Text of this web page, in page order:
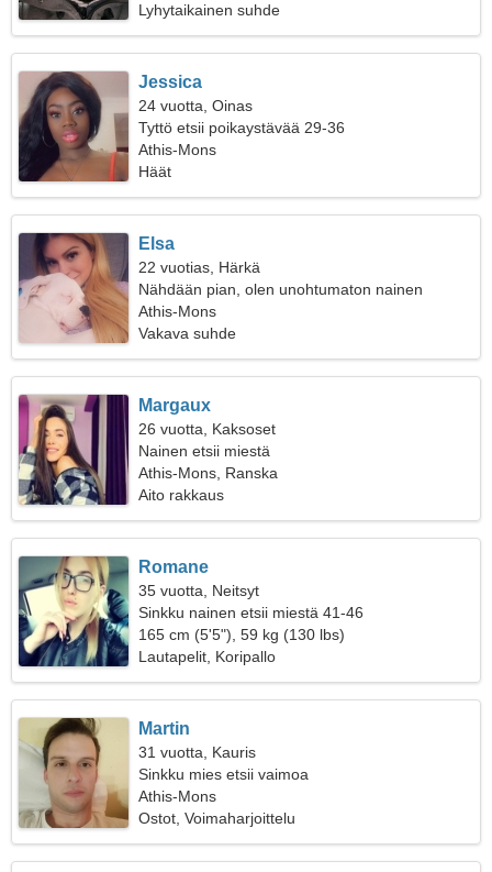
Lyhytaikainen suhde
Jessica
24 vuotta, Oinas
Tyttö etsii poikaystävää 29-36
Athis-Mons
Häät
Elsa
22 vuotias, Härkä
Nähdään pian, olen unohtumaton nainen
Athis-Mons
Vakava suhde
Margaux
26 vuotta, Kaksoset
Nainen etsii miestä
Athis-Mons, Ranska
Aito rakkaus
Romane
35 vuotta, Neitsyt
Sinkku nainen etsii miestä 41-46
165 cm (5'5"), 59 kg (130 lbs)
Lautapelit, Koripallo
Martin
31 vuotta, Kauris
Sinkku mies etsii vaimoa
Athis-Mons
Ostot, Voimaharjoittelu